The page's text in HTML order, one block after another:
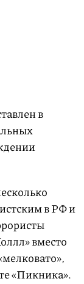
в
в РФ и
вместо
«Пикника».